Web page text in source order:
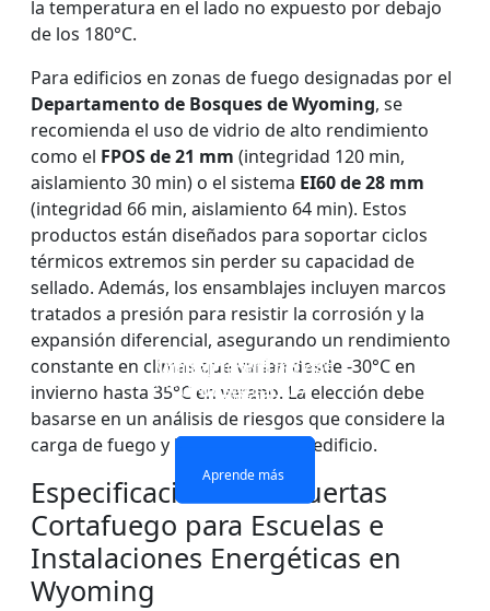
VIDRIO IGNÍFUGO DE
UNA SOLA CAPA
VIDRIO ignífugo de
doble capa
VENTANAS Y PUERTAS
CON ACRISTALAMIENTO
IGNÍFUGO
Aprende más
PARED DIVISOR DE
VIDRIO RESISTENTE AL
FUEGO
Aprende más
la temperatura en el lado no expuesto por debajo
de los 180°C.
Para edificios en zonas de fuego designadas por el
Departamento de Bosques de Wyoming, se
recomienda el uso de vidrio de alto rendimiento
como el FPOS de 21 mm (integridad 120 min,
aislamiento 30 min) o el sistema EI60 de 28 mm
(integridad 66 min, aislamiento 64 min). Estos
productos están diseñados para soportar ciclos
térmicos extremos sin perder su capacidad de
sellado. Además, los ensamblajes incluyen marcos
tratados a presión para resistir la corrosión y la
expansión diferencial, asegurando un rendimiento
constante en climas que varían desde -30°C en
invierno hasta 35°C en verano. La elección debe
basarse en un análisis de riesgos que considere la
carga de fuego y la ocupación del edificio.
Especificaciones de Puertas
Cortafuego para Escuelas e
Instalaciones Energéticas en
Wyoming